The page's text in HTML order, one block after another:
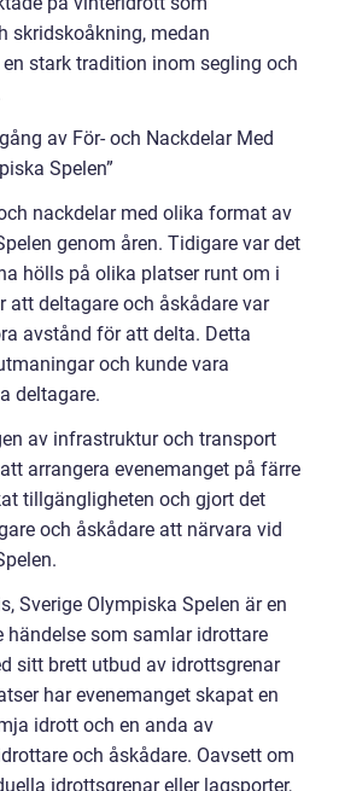
skridskoåkning, medan
stark tradition inom segling och
av För- och Nackdelar Med
Spelen”
nackdelar med olika format av
genom åren. Tidigare var det
hölls på olika platser runt om i
att deltagare och åskådare var
avstånd för att delta. Detta
och kunde vara
deltagare.
av infrastruktur och transport
arrangera evenemanget på färre
tillgängligheten och gjort det
och åskådare att närvara vid
Sverige Olympiska Spelen är en
händelse som samlar idrottare
sitt brett utbud av idrottsgrenar
har evenemanget skapat en
idrott och en anda av
och åskådare. Oavsett om
idrottsgrenar eller lagsporter,